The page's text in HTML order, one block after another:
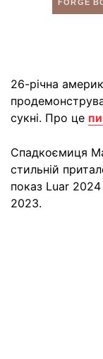
26-річна
сукні. Про це
Спадкоємиця
стильній
показ Luar
2023.